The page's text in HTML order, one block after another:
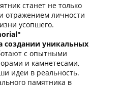
станет не только
отражением личности
усопшего.
создании уникальных
с опытными
и камнетесами,
идеи в реальность.
памятника в